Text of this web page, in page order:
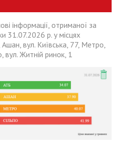
інформації, отриманої за
31.07.2026 р. у місцях
вул. Київська, 77, Метро,
вул. Житній ринок, 1